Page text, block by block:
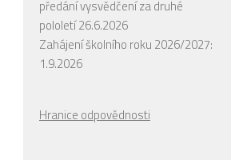
předání vysvědčení za druhé
pololetí 26.6.2026
Zahájení školního roku 2026/2027:
1.9.2026
Hranice odpovědnosti